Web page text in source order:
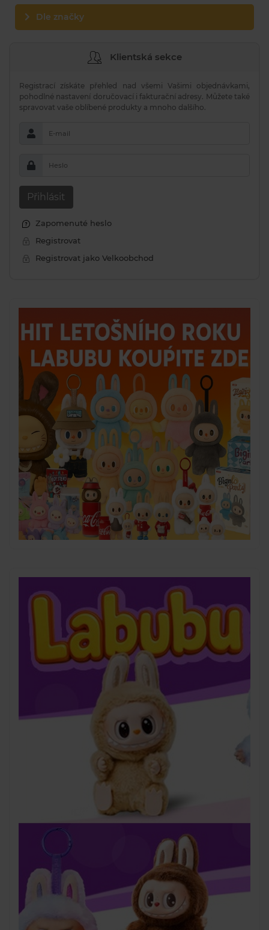
Dle značky
Klientská sekce
Registrací získáte přehled nad všemi Vašimi objednávkami,
pohodlné nastavení doručovací i fakturační adresy. Můžete také
spravovat vaše oblíbené produkty a mnoho dalšího.
E-mail
Heslo
Přihlásit
Zapomenuté heslo
Registrovat
Registrovat jako Velkoobchod